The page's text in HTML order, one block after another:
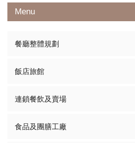
Menu
餐廳整體規劃
飯店旅館
連鎖餐飲及賣場
食品及團膳工廠